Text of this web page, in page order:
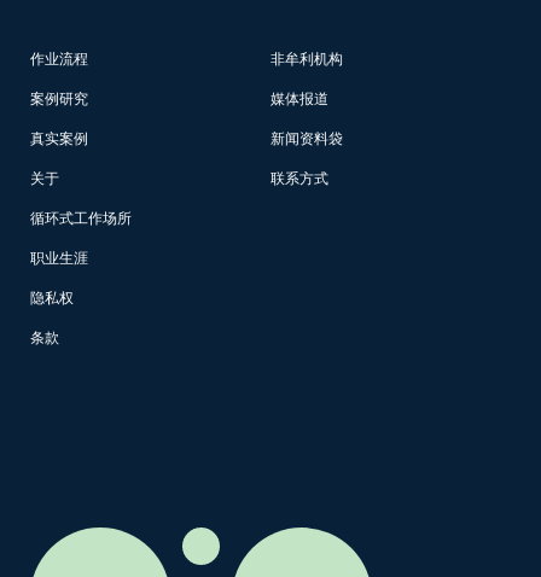
作业流程
案例研究
真实案例
关于
非牟利机构
媒体报道
新闻资料袋
联系方式
循环式工作场所
职业生涯
隐私权
条款